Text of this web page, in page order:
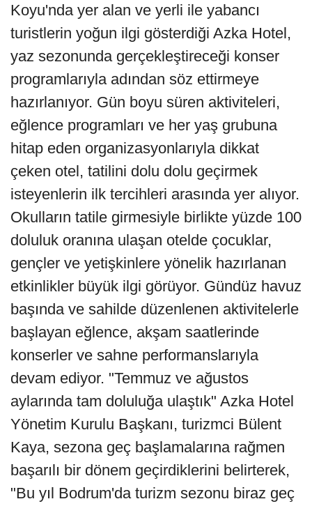
Koyu'nda yer alan ve yerli ile yabancı
turistlerin yoğun ilgi gösterdiği Azka Hotel,
yaz sezonunda gerçekleştireceği konser
programlarıyla adından söz ettirmeye
hazırlanıyor. Gün boyu süren aktiviteleri,
eğlence programları ve her yaş grubuna
hitap eden organizasyonlarıyla dikkat
çeken otel, tatilini dolu dolu geçirmek
isteyenlerin ilk tercihleri arasında yer alıyor.
Okulların tatile girmesiyle birlikte yüzde 100
doluluk oranına ulaşan otelde çocuklar,
gençler ve yetişkinlere yönelik hazırlanan
etkinlikler büyük ilgi görüyor. Gündüz havuz
başında ve sahilde düzenlenen aktivitelerle
başlayan eğlence, akşam saatlerinde
konserler ve sahne performanslarıyla
devam ediyor. "Temmuz ve ağustos
aylarında tam doluluğa ulaştık" Azka Hotel
Yönetim Kurulu Başkanı, turizmci Bülent
Kaya, sezona geç başlamalarına rağmen
başarılı bir dönem geçirdiklerini belirterek,
"Bu yıl Bodrum'da turizm sezonu biraz geç